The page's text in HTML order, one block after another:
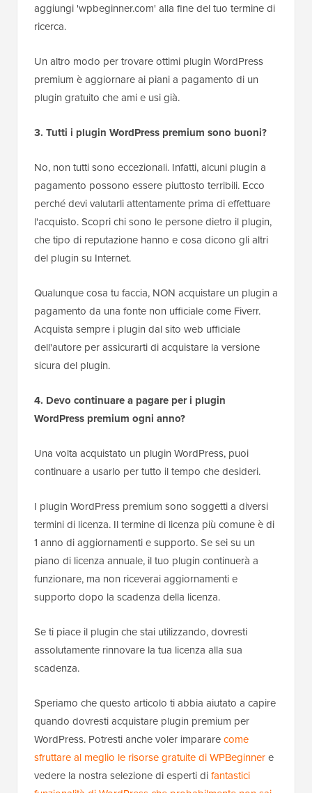
aggiungi 'wpbeginner.com' alla fine del tuo termine di
ricerca.
Un altro modo per trovare ottimi plugin WordPress
premium è aggiornare ai piani a pagamento di un
plugin gratuito che ami e usi già.
3. Tutti i plugin WordPress premium sono buoni?
No, non tutti sono eccezionali. Infatti, alcuni plugin a
pagamento possono essere piuttosto terribili. Ecco
perché devi valutarli attentamente prima di effettuare
l'acquisto. Scopri chi sono le persone dietro il plugin,
che tipo di reputazione hanno e cosa dicono gli altri
del plugin su Internet.
Qualunque cosa tu faccia, NON acquistare un plugin a
pagamento da una fonte non ufficiale come Fiverr.
Acquista sempre i plugin dal sito web ufficiale
dell'autore per assicurarti di acquistare la versione
sicura del plugin.
4. Devo continuare a pagare per i plugin
WordPress premium ogni anno?
Una volta acquistato un plugin WordPress, puoi
continuare a usarlo per tutto il tempo che desideri.
I plugin WordPress premium sono soggetti a diversi
termini di licenza. Il termine di licenza più comune è di
1 anno di aggiornamenti e supporto. Se sei su un
piano di licenza annuale, il tuo plugin continuerà a
funzionare, ma non riceverai aggiornamenti e
supporto dopo la scadenza della licenza.
Se ti piace il plugin che stai utilizzando, dovresti
assolutamente rinnovare la tua licenza alla sua
scadenza.
Speriamo che questo articolo ti abbia aiutato a capire
quando dovresti acquistare plugin premium per
WordPress. Potresti anche voler impararecome
sfruttare al meglio le risorse gratuite di WPBeginnere
vedere la nostra selezione di esperti difantastici